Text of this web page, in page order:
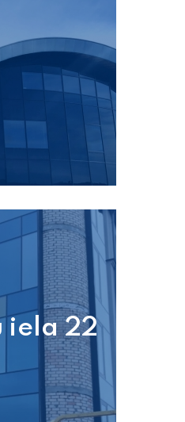
iela 22